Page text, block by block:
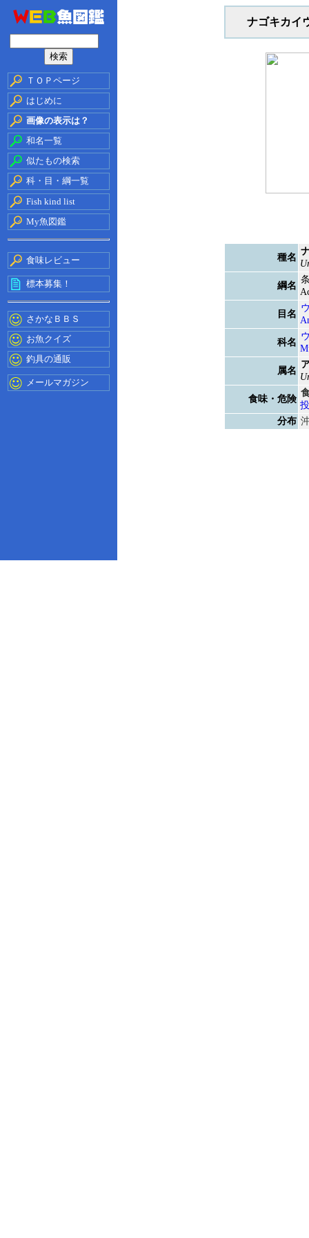
ＴＯＰページ
はじめに
画像の表示は？
和名一覧
似たもの検索
科・目・綱一覧
Fish kind list
My魚図鑑
食味レビュー
標本募集！
さかなＢＢＳ
お魚クイズ
釣具の通販
メールマガジン
ナゴキカイ
種名
綱名
目名
科名
属名
食味・危険
分布